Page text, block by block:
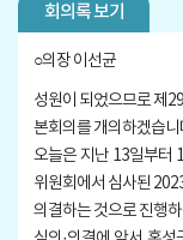
회의록 보기
○의장 이선균
성원이 되었으므로 제
본회의를 개의하겠습니
오늘은 지난 13일부터
위원회에서 심사된
의결하는 것으로 진행